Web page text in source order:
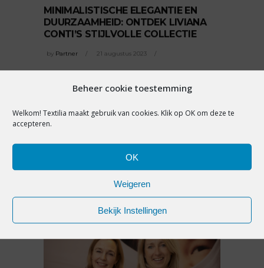
Beheer cookie toestemming
Welkom! Textilia maakt gebruik van cookies. Klik op OK om deze te
accepteren.
OK
Weigeren
Bekijk Instellingen
MINIMALISTISCHE ELEGANTIE EN
DUURZAAMHEID: ONTDEK LIVIANA
CONTI’S STIJLVOLLE COLLECTIE
by Partner 21 augustus 2023
om haar minimalistische
READ MORE